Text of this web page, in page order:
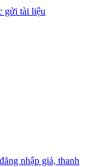
gửi tài liệu
nhập giả, thanh